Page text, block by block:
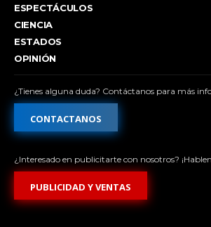
ESPECTÁCULOS
CIENCIA
ESTADOS
OPINIÓN
¿Tienes alguna duda? Contáctanos para más
CONTACTANOS
¿Interesado en publicitarte con nosotros?
PUBLICIDAD Y VENTAS